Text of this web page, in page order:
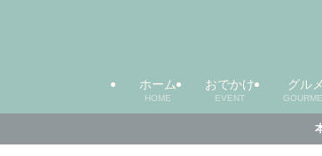
ホーム
HOME
おでかけ
EVENT
グルメ